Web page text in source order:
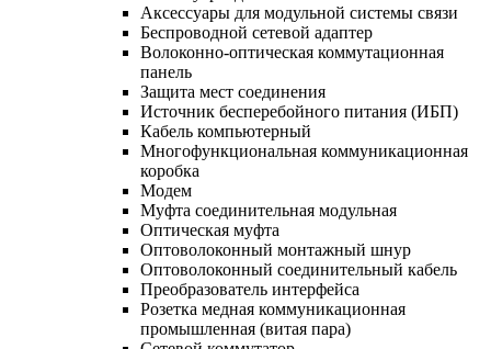
Аксессуары для модульной системы связи
Беспроводной сетевой адаптер
Волоконно-оптическая коммутационная
панель
Защита мест соединения
Источник бесперебойного питания (ИБП)
Кабель компьютерный
Многофункциональная коммуникационная
коробка
Модем
Муфта соединительная модульная
Оптическая муфта
Оптоволоконный монтажный шнур
Оптоволоконный соединительный кабель
Преобразователь интерфейса
Розетка медная коммуникационная
промышленная (витая пара)